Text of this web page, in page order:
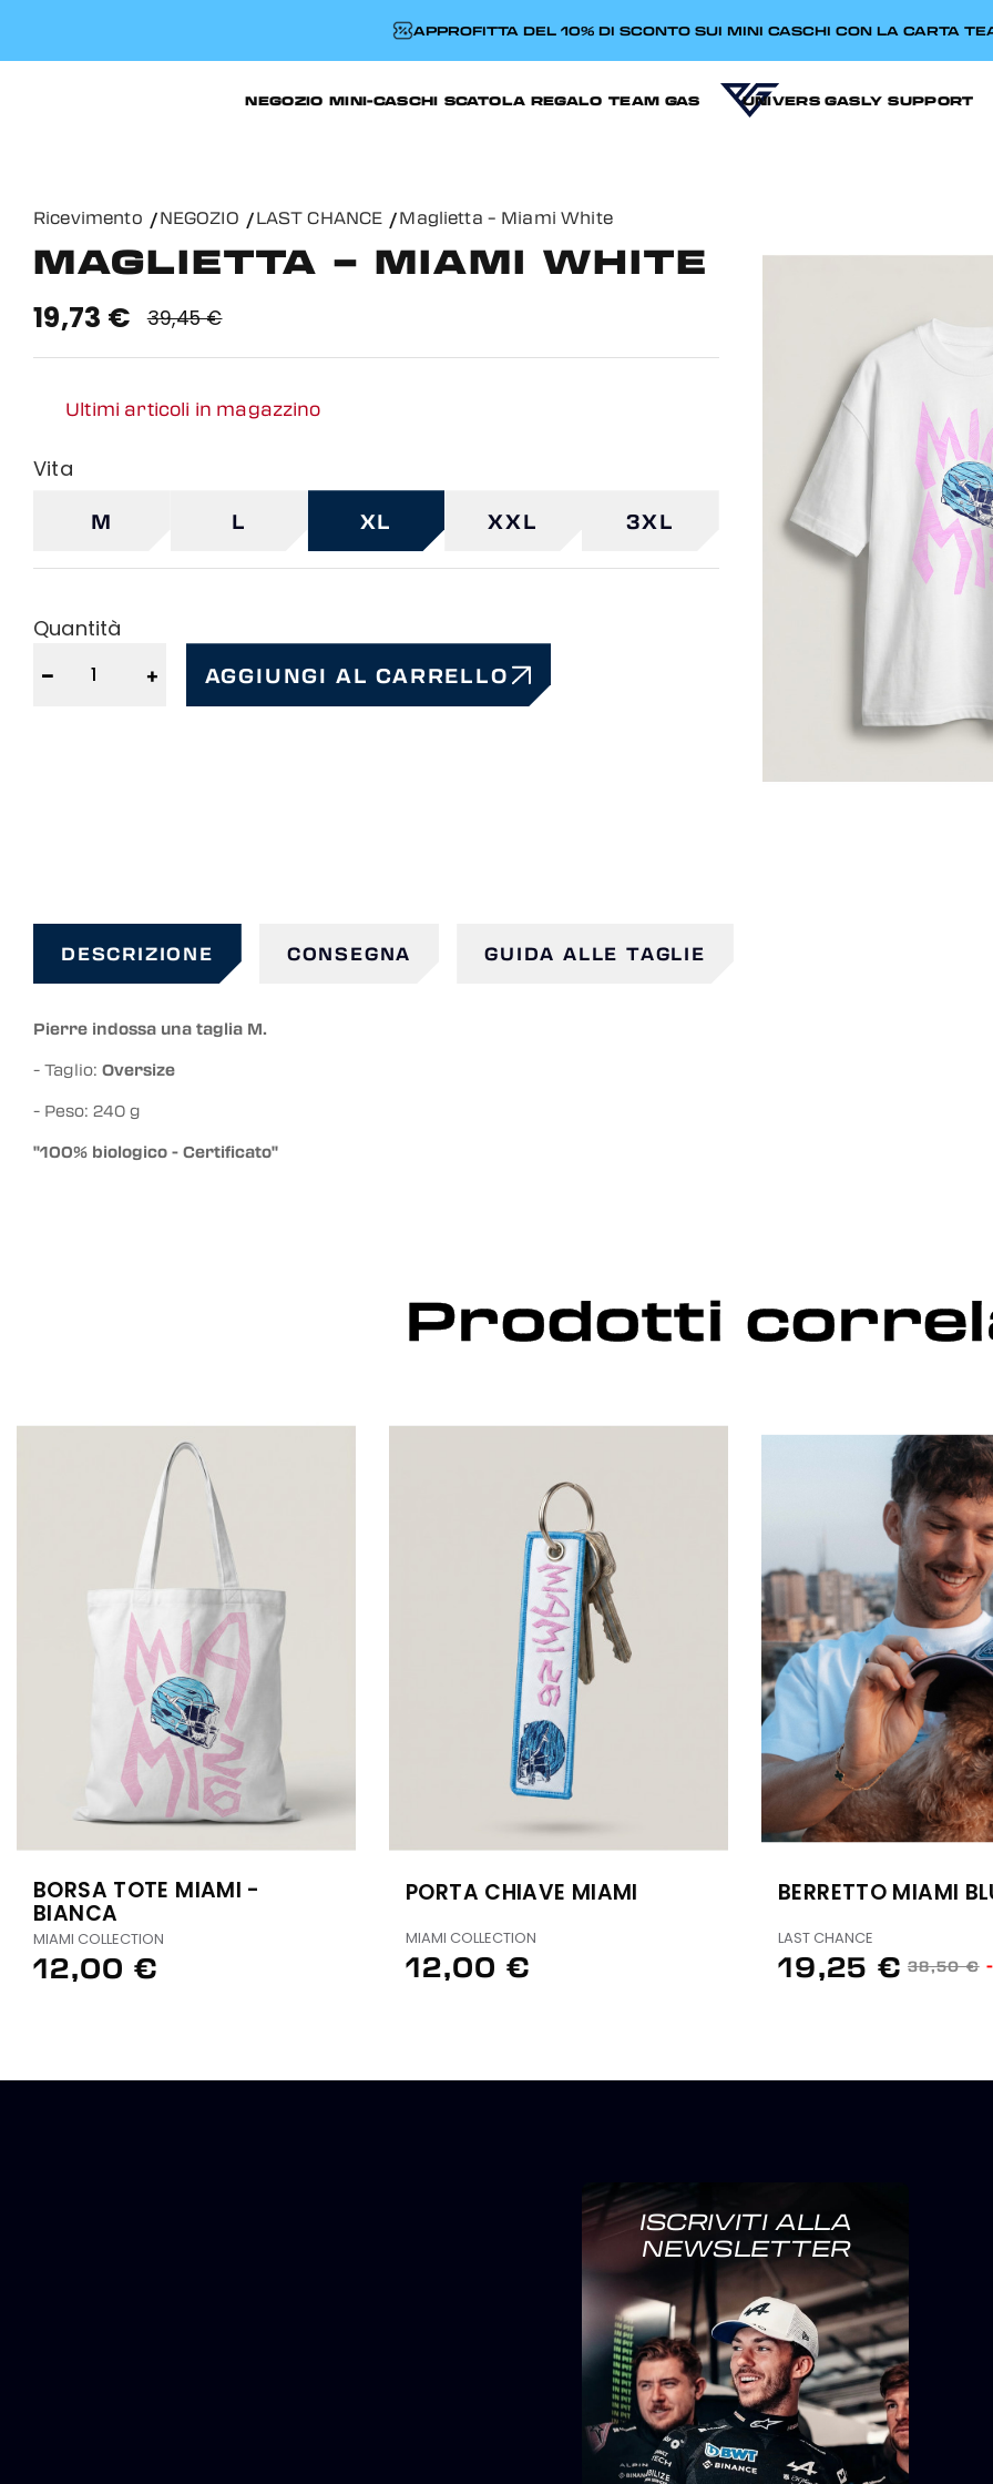
APPROFITTA DEL 10% DI SCONTO SUI MINI CASCHI CON LA CARTA
NEGOZIO MINI-CASCHI SCATOLA REGALO TEAM GAS UNIVERS GASLY SUPPORT
Ricevimento NEGOZIO LAST CHANCE Maglietta – Miami White
MAGLIETTA – MIAMI WHITE
39,45 €
19,73 €
Ultimi articoli in magazzino
Vita
M L XL XXL 3XL
Quantità
− + AGGIUNGI AL CARRELLO
DESCRIZIONE CONSEGNA GUIDA ALLE TAGLIE
Pierre indossa una taglia M.
- Taglio: Oversize
- Peso: 240 g
"100% biologico - Certificato"
Prodotti
BORSA TOTE MIAMI -
BIANCA
MIAMI COLLECTION
12,00 €
PORTA CHIAVE MIAMI
MIAMI COLLECTION
12,00 €
BERRETTO MIAMI
LAST CHANCE
19,25 € 38,50 €
ISCRIVITI ALLA
NEWSLETTER